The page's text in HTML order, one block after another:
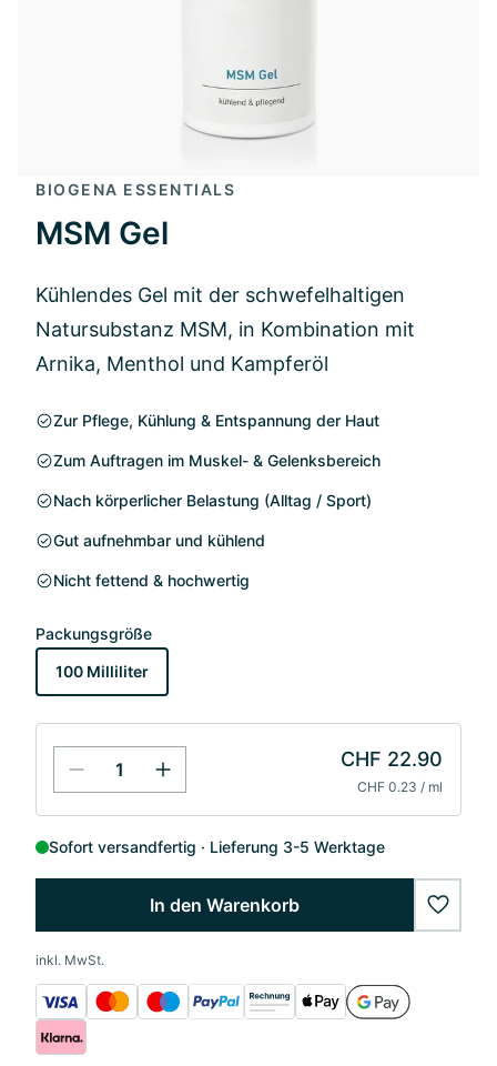
BIOGENA ESSENTIALS
MSM Gel
Kühlendes Gel mit der schwefelhaltigen
Natursubstanz MSM, in Kombination mit
Arnika, Menthol und Kampferöl
Zur Pflege, Kühlung & Entspannung der Haut
Zum Auftragen im Muskel- & Gelenksbereich
Nach körperlicher Belastung (Alltag / Sport)
Gut aufnehmbar und kühlend
Nicht fettend & hochwertig
Packungsgröße
100 Milliliter
CHF 22.90
CHF 0.23 / ml
Sofort versandfertig Lieferung 3-5 Werktage
In den Warenkorb
inkl. MwSt.